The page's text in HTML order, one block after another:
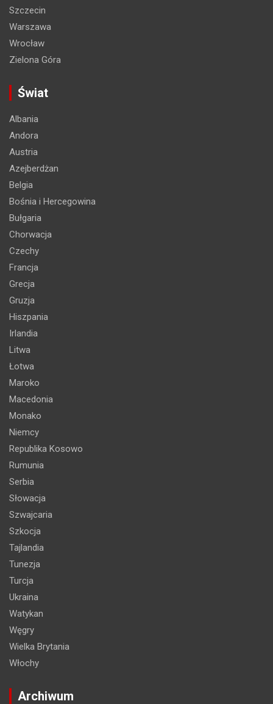
Szczecin
Warszawa
Wrocław
Zielona Góra
Świat
Albania
Andora
Austria
Azejberdżan
Belgia
Bośnia i Hercegowina
Bułgaria
Chorwacja
Czechy
Francja
Grecja
Gruzja
Hiszpania
Irlandia
Litwa
Łotwa
Maroko
Macedonia
Monako
Niemcy
Republika Kosowo
Rumunia
Serbia
Słowacja
Szwajcaria
Szkocja
Tajlandia
Tunezja
Turcja
Ukraina
Watykan
Węgry
Wielka Brytania
Włochy
Archiwum